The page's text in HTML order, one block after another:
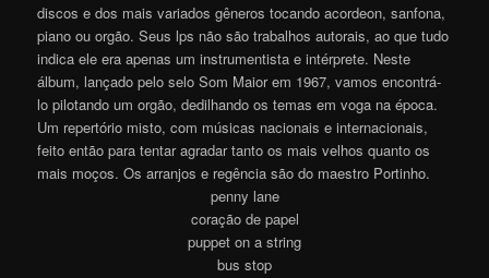
discos e dos mais variados gêneros tocando acordeon, sanfona,
piano ou orgão. Seus lps não são trabalhos autorais, ao que tudo
indica ele era apenas um instrumentista e intérprete. Neste
álbum, lançado pelo selo Som Maior em 1967, vamos encontrá-
lo pilotando um orgão, dedilhando os temas em voga na época.
Um repertório misto, com músicas nacionais e internacionais,
feito então para tentar agradar tanto os mais velhos quanto os
mais moços. Os arranjos e regência são do maestro Portinho.
penny lane
coração de papel
puppet on a string
bus stop